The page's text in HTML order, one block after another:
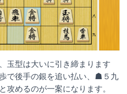
玉型は大いに引き締まります
で後手の銀を追い払い、☗５九
めるのが一案になります。